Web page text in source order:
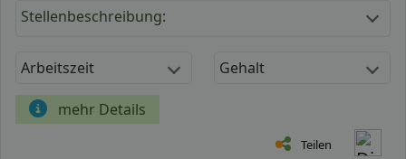
Stellenbeschreibung:
Arbeitszeit Gehalt
mehr Details
Teilen